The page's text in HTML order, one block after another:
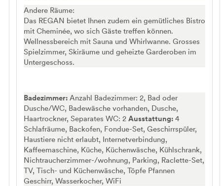
Andere Räume:
Das REGAN bietet Ihnen zudem ein gemütliches Bistro
mit Cheminée, wo sich Gäste treffen können.
Wellnessbereich mit Sauna und Whirlwanne. Grosses
Spielzimmer, Skiräume und geheizte Garderoben im
Untergeschoss.
Badezimmer: Anzahl Badezimmer: 2, Bad oder
Dusche/WC, Badewäsche vorhanden, Dusche,
Haartrockner, Separates WC: 2 Ausstattung: 4
Schlafräume, Backofen, Fondue-Set, Geschirrspüler,
Haustiere nicht erlaubt, Internetverbindung,
Kaffeemaschine, Küche, Küchenwäsche, Kühlschrank,
Nichtraucherzimmer-/wohnung, Parking, Raclette-Set,
TV, Tisch- und Küchenwäsche, Töpfe Pfannen
Geschirr, Wasserkocher, WiFi